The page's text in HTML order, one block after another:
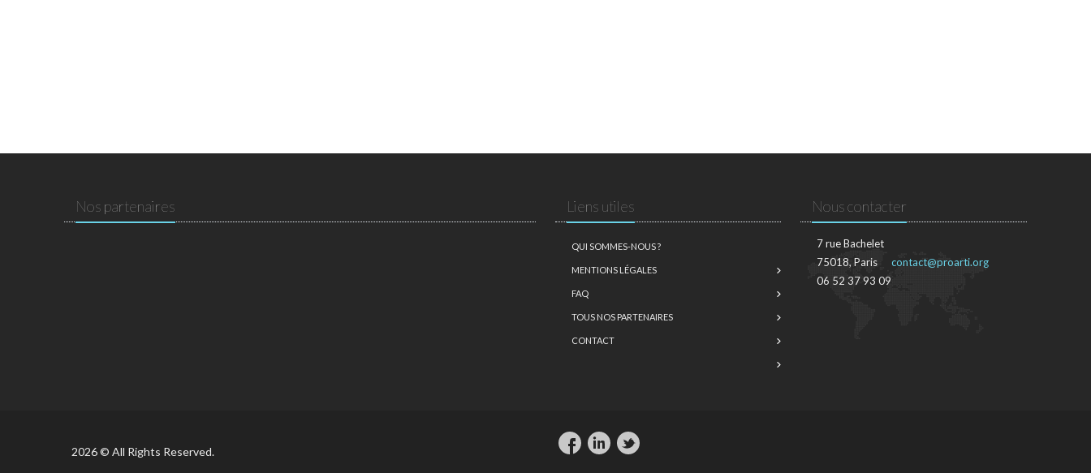
Nos partenaires Liens utiles
QUI SOMMES-NOUS ?
MENTIONS LÉGALES
FAQ
TOUS NOS PARTENAIRES
CONTACT
Nous contacter
7 rue Bachelet
75018, Paris
06 52 37 93 09
contact@proarti.org
2026 © All Rights Reserved.